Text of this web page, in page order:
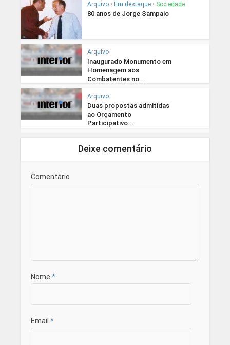
Arquivo • Em destaque • Sociedade
80 anos de Jorge Sampaio
Arquivo
Inaugurado Monumento em
Homenagem aos
Combatentes no...
Arquivo
Duas propostas admitidas
ao Orçamento
Participativo...
Deixe comentário
Comentário
Nome *
Email *